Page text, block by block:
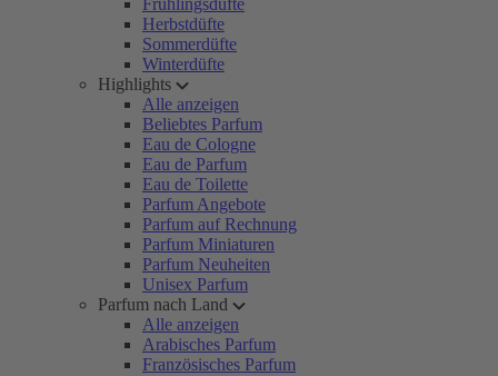
Frühlingsdüfte
Herbstdüfte
Sommerdüfte
Winterdüfte
Highlights
Alle anzeigen
Beliebtes Parfum
Eau de Cologne
Eau de Parfum
Eau de Toilette
Parfum Angebote
Parfum auf Rechnung
Parfum Miniaturen
Parfum Neuheiten
Unisex Parfum
Parfum nach Land
Alle anzeigen
Arabisches Parfum
Französisches Parfum